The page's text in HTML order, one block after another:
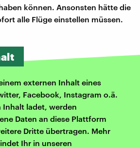
können. Ansonsten hätte die
alle Flüge einstellen müssen.
externen Inhalt eines
Facebook, Instagram o.ä.
Inhalt ladet, werden
Daten an diese Plattform
Dritte übertragen. Mehr
Ihr in unseren